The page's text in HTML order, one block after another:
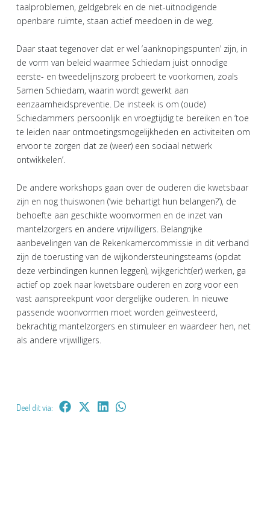
taalproblemen, geldgebrek en de niet-uitnodigende
openbare ruimte, staan actief meedoen in de weg.
Daar staat tegenover dat er wel ‘aanknopingspunten’ zijn, in
de vorm van beleid waarmee Schiedam juist onnodige
eerste- en tweedelijnszorg probeert te voorkomen, zoals
Samen Schiedam, waarin wordt gewerkt aan
eenzaamheidspreventie. De insteek is om (oude)
Schiedammers persoonlijk en vroegtijdig te bereiken en ‘toe
te leiden naar ontmoetingsmogelijkheden en activiteiten om
ervoor te zorgen dat ze (weer) een sociaal netwerk
ontwikkelen’.
De andere workshops gaan over de ouderen die kwetsbaar
zijn en nog thuiswonen (‘wie behartigt hun belangen?’), de
behoefte aan geschikte woonvormen en de inzet van
mantelzorgers en andere vrijwilligers. Belangrijke
aanbevelingen van de Rekenkamercommissie in dit verband
zijn de toerusting van de wijkondersteuningsteams (opdat
deze verbindingen kunnen leggen), wijkgericht(er) werken, ga
actief op zoek naar kwetsbare ouderen en zorg voor een
vast aanspreekpunt voor dergelijke ouderen. In nieuwe
passende woonvormen moet worden geïnvesteerd,
bekrachtig mantelzorgers en stimuleer en waardeer hen, net
als andere vrijwilligers.
Deel dit via: